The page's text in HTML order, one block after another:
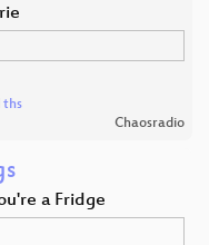
ths
Chaosradio
a Fridge